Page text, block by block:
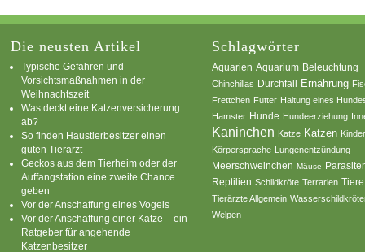
Die neusten Artikel
Typische Gefahren und
Vorsichtsmaßnahmen in der
Weihnachtszeit
Was deckt eine Katzenversicherung
ab?
So finden Haustierbesitzer einen
guten Tierarzt
Geckos aus dem Tierheim oder der
Auffangstation eine zweite Chance
geben
Vor der Anschaffung eines Vogels
Vor der Anschaffung einer Katze – ein
Ratgeber für angehende
Katzenbesitzer
Schlagwörter
Aquarien Aquarium Beleuchtung
Chinchillas Durchfall Ernährung
Frettchen Futter Haltung eines
Hamster Hunde Hundeerziehung
Kaninchen Katze Katzen
Körpersprache Lungenentzündung
Meerschweinchen Mäuse
Reptilien Schildkröte Terrarien Tiere
Tierärzte Allgemein
Welpen